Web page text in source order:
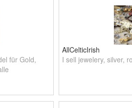
für Gold,
AllCelticIrish
I sell jewelery, silver,